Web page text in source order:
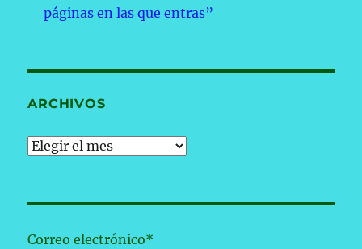
páginas en las que entras”
ARCHIVOS
Archivos
Correo electrónico*